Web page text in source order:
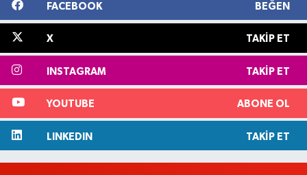
FACEBOOK BEĞEN
X TAKIP ET
INSTAGRAM TAKIP ET
YOUTUBE ABONE OL
LINKEDIN TAKIP ET